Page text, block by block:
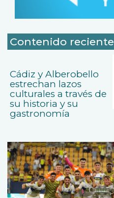
Contenido reciente
Cádiz y Alberobello
estrechan lazos
culturales a través de
su historia y su
gastronomía